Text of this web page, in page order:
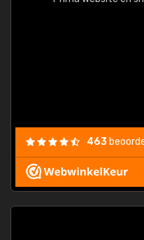
463